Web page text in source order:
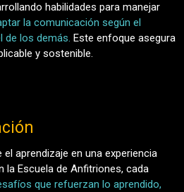
habilidades para manejar
la comunicación según el
de los demás. Este enfoque asegura
y sostenible.
aprendizaje en una experiencia
la Escuela de Anfitriones, cada
que refuerzan lo aprendido,